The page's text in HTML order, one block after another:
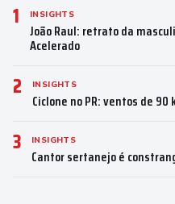
1 INSIGHTS
João Raul: retrato da
Acelerado
2 INSIGHTS
Ciclone no PR: ventos de
3 INSIGHTS
Cantor sertanejo é